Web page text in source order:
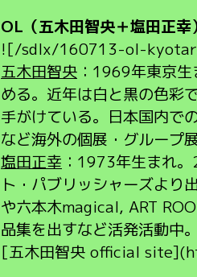
OL（五木田智央＋塩田正幸
![/sdlx/160713-ol-
五木田智央 ：1969年東京
める。近年は白と黒の色彩
手がけている。日本国内で
など海外の個展・グループ
塩田正幸 ：1973年生まれ
ト・パブリッシャーズより
や六本木magical, ART
品集を出すなど活発活動中
[五木田智央 official